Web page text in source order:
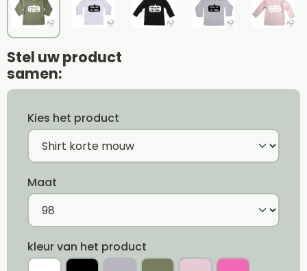
Stel uw product
samen:
Kies het product
Maat
kleur van het product